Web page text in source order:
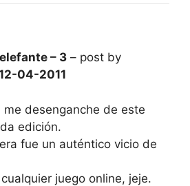
– 3 – post by
04-2011
desenganche de este
edición.
fue un auténtico vicio de
juego online, jeje.